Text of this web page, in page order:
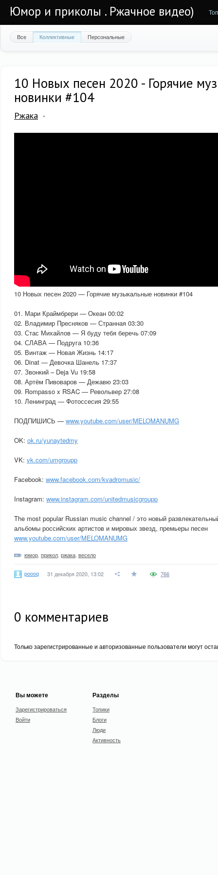
Юмор и приколы . Ржачное видео)
Все Коллективные Персональные
10 Новых песен 2020 - Горячие
новинки #104
Ржака
10 Новых песен 2020 — Горячие музыкальные новинки #104
01. Мари Краймбрери — Океан 00:02
02. Владимир Пресняков — Странная 03:30
03. Стас Михайлов — Я буду тебя беречь 07:09
04. СЛАВА — Подруга 10:36
05. Винтаж — Новая Жизнь 14:17
06. Dinat — Девочка Шанель 17:37
07. Звонкий – Deja Vu 19:58
08. Артём Пивоваров — Дежавю 23:03
09. Rompasso x RSAC — Револьвер 27:08
10. Ленинград — Фотоссесия 29:55
ПОДПИШИСЬ — www.youtube.com/user/MELOMANUMG
OK: ok.ru/yunaytedmy
VK: vk.com/umgroupp
Facebook: www.facebook.com/kvadromusic/
Instagram: www.instagram.com/unitedmusicgroupp
The most popular Russian music channel / это новый
альбомы российских артистов и мировых звезд, премьеры песен
www.youtube.com/user/MELOMANUMG
юмор прикол ржака весело
poooq 31 декабря 2020, 13:02 766
0 комментариев
Только зарегистрированные и авторизованные пользователи могут
Вы можете
Зарегистрироваться
Войти
Разделы
Топики
Блоги
Люди
Активность